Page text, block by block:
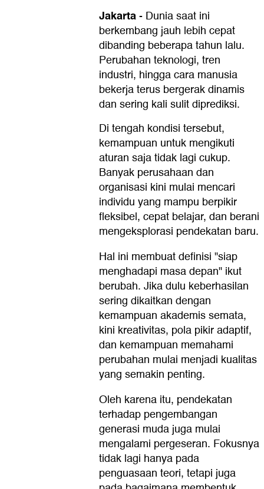
Jakarta- Dunia saat ini
berkembang jauh lebih cepat
dibanding beberapa tahun lalu.
Perubahan teknologi, tren
industri, hingga cara manusia
bekerja terus bergerak dinamis
dan sering kali sulit diprediksi.
Di tengah kondisi tersebut,
kemampuan untuk mengikuti
aturan saja tidak lagi cukup.
Banyak perusahaan dan
organisasi kini mulai mencari
individu yang mampu berpikir
fleksibel, cepat belajar, dan berani
mengeksplorasi pendekatan baru.
Hal ini membuat definisi "siap
menghadapi masa depan" ikut
berubah. Jika dulu keberhasilan
sering dikaitkan dengan
kemampuan akademis semata,
kini kreativitas, pola pikir adaptif,
dan kemampuan memahami
perubahan mulai menjadi kualitas
yang semakin penting.
Oleh karena itu, pendekatan
terhadap pengembangan
generasi muda juga mulai
mengalami pergeseran. Fokusnya
tidak lagi hanya pada
penguasaan teori, tetapi juga